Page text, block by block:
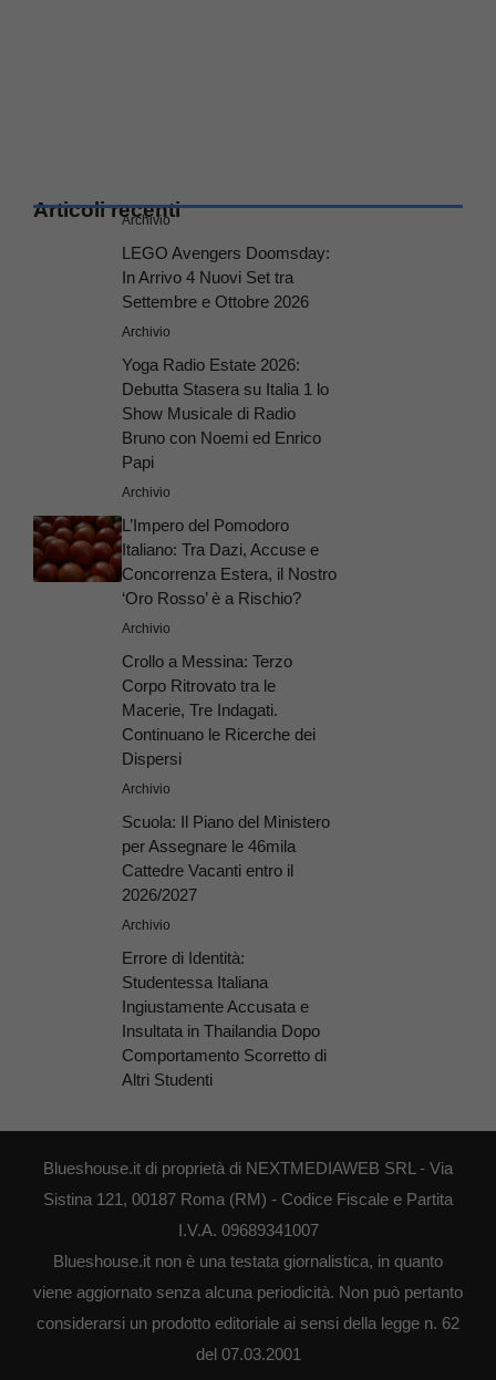
Articoli recenti
Archivio
LEGO Avengers Doomsday:
In Arrivo 4 Nuovi Set tra
Settembre e Ottobre 2026
Archivio
Yoga Radio Estate 2026:
Debutta Stasera su Italia 1 lo
Show Musicale di Radio
Bruno con Noemi ed Enrico
Papi
Archivio
L’Impero del Pomodoro
Italiano: Tra Dazi, Accuse e
Concorrenza Estera, il Nostro
‘Oro Rosso’ è a Rischio?
Archivio
Crollo a Messina: Terzo
Corpo Ritrovato tra le
Macerie, Tre Indagati.
Continuano le Ricerche dei
Dispersi
Archivio
Scuola: Il Piano del Ministero
per Assegnare le 46mila
Cattedre Vacanti entro il
2026/2027
Archivio
Errore di Identità:
Studentessa Italiana
Ingiustamente Accusata e
Insultata in Thailandia Dopo
Comportamento Scorretto di
Altri Studenti
Blueshouse.it di proprietà di NEXTMEDIAWEB SRL - Via
Sistina 121, 00187 Roma (RM) - Codice Fiscale e Partita
I.V.A. 09689341007
Blueshouse.it non è una testata giornalistica, in quanto
viene aggiornato senza alcuna periodicità. Non può pertanto
considerarsi un prodotto editoriale ai sensi della legge n. 62
del 07.03.2001